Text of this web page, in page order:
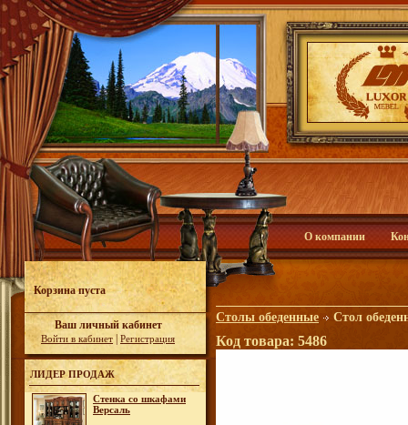
О компании
Корзина пуста
Ваш личный кабинет
Войти в кабинет Регистрация
ЛИДЕР ПРОДАЖ
Стенка со шкафами
Версаль
Столы обеденные Стол
Код товара: 5486